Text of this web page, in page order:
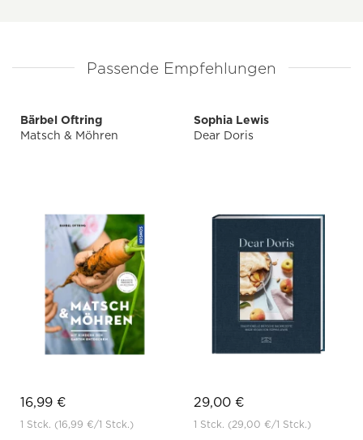
Passende Empfehlungen
Bärbel Oftring
Matsch & Möhren
16,99 €
1 Stck. (16,99 €/1 Stck.)
Sophia Lewis
Dear Doris
29,00 €
1 Stck. (29,00 €/1 Stck.)